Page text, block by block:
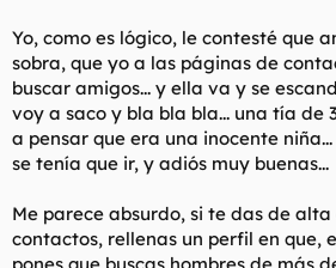
Yo, como es lógico, le contesté que
sobra, que yo a las páginas de
buscar amigos... y ella va y se
voy a saco y bla bla bla... una tía de
a pensar que era una inocente
se tenía que ir, y adiós muy buenas...
Me parece absurdo, si te das de
contactos, rellenas un perfil en que,